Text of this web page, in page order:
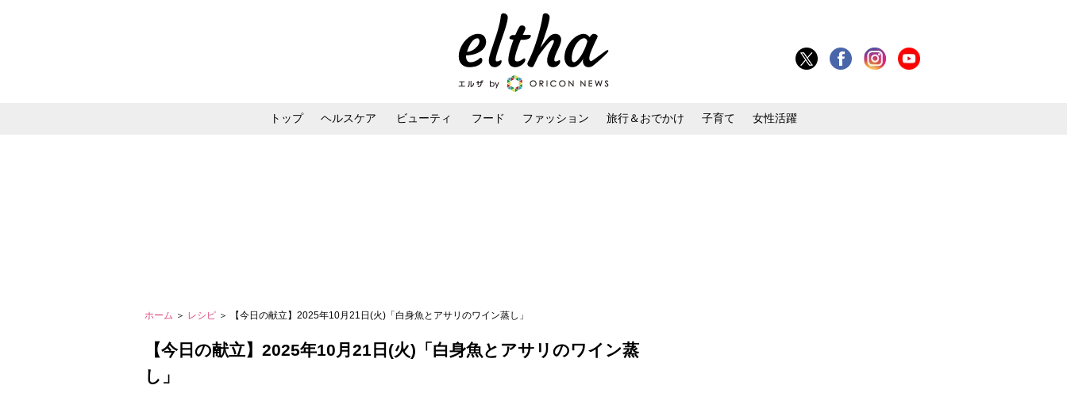
トップ ヘルスケア ビューティ フード ファッション 旅行＆おでかけ 子育て 女性活躍
ホーム ＞ レシピ ＞ 【今日の献立】2025年10月21日(火)「白身魚とアサリのワイン蒸し」
【今日の献立】2025年10月21日(火)「白身魚とアサリのワイン蒸
し」